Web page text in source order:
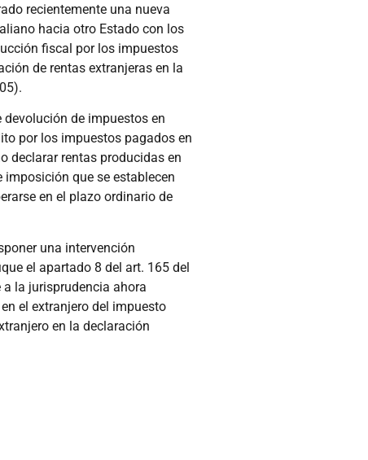
recientemente una nueva
hacia otro Estado con los
fiscal por los impuestos
de rentas extranjeras en la
de impuestos en
por los impuestos pagados en
declarar rentas producidas en
que se establecen
en el plazo ordinario de
una intervención
el apartado 8 del art. 165 del
la jurisprudencia ahora
el extranjero del impuesto
en la declaración